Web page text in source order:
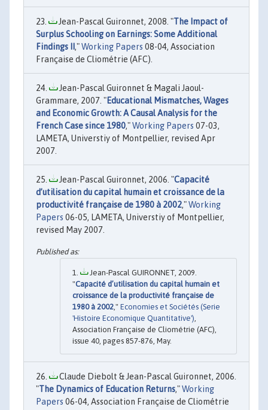
Jean-Pascal Guironnet, 2008. "The Impact of
Surplus Schooling on Earnings: Some Additional
Findings II,"Working Papers 08-04, Association
Française de Cliométrie (AFC).
Jean-Pascal Guironnet & Magali Jaoul-
Grammare, 2007. "Educational Mismatches, Wages
and Economic Growth: A Causal Analysis for the
French Case since 1980,"Working Papers 07-03,
LAMETA, Universtiy of Montpellier, revised Apr
2007.
Jean-Pascal Guironnet, 2006. "Capacité
d’utilisation du capital humain et croissance de la
productivité française de 1980 à 2002,"Working
Papers 06-05, LAMETA, Universtiy of Montpellier,
revised May 2007.
Jean-Pascal GUIRONNET, 2009.
"Capacité d’utilisation du capital humain et
croissance de la productivité française de
1980 à 2002 ," Economies et Sociétés (Serie
'Histoire Economique Quantitative')
Association Française de Cliométrie (AFC),
issue 40, pages 857-876, May.
Claude Diebolt & Jean-Pascal Guironnet, 2006.
"The Dynamics of Education Returns,"Working
Papers 06-04, Association Française de Cliométrie